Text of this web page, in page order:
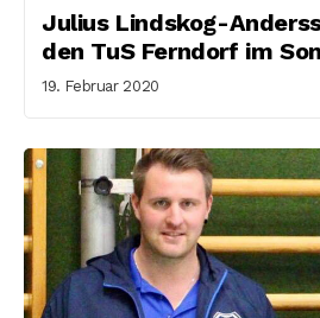
Julius Lindskog-
den TuS Ferndorf im
19. Februar 2020